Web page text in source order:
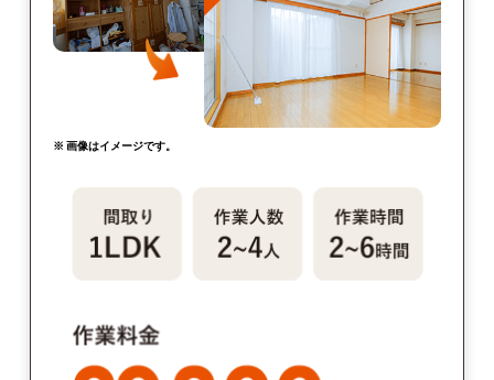
※ 画像はイメージです。